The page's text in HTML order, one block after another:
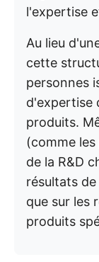
l'expertise
Au lieu
cette
personnes
d'expertise
produits.
(comme
de la R&D
résultats
que sur les
produits